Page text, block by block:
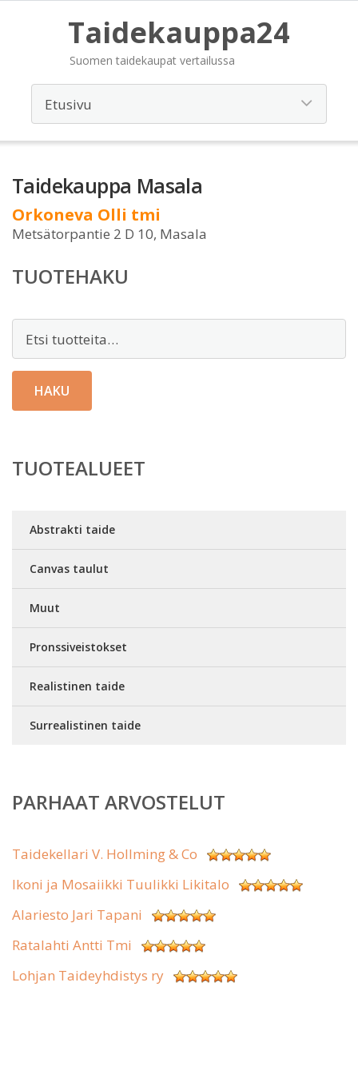
Taidekauppa24
Suomen taidekaupat vertailussa
Taidekauppa Masala
Orkoneva Olli tmi
Metsätorpantie 2 D 10, Masala
TUOTEHAKU
HAKU
TUOTEALUEET
Abstrakti taide
Canvas taulut
Muut
Pronssiveistokset
Realistinen taide
Surrealistinen taide
PARHAAT ARVOSTELUT
Taidekellari V. Hollming & Co
Ikoni ja Mosaiikki Tuulikki Likitalo
Alariesto Jari Tapani
Ratalahti Antti Tmi
Lohjan Taideyhdistys ry